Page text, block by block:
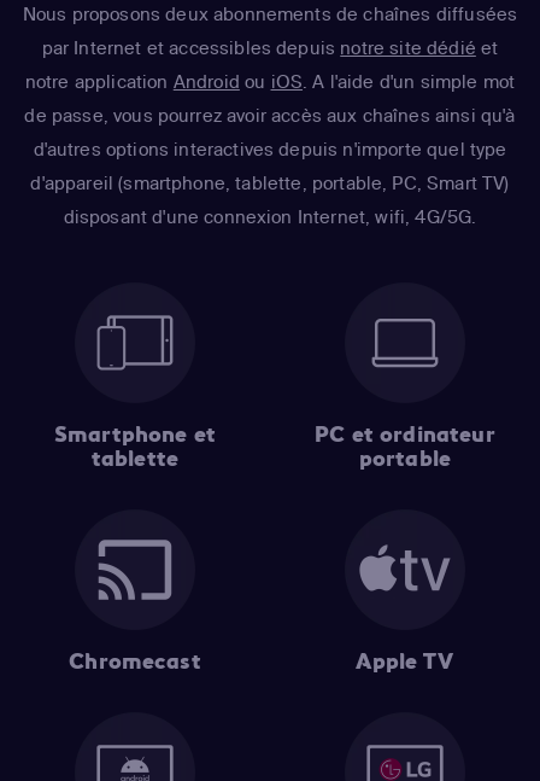
Nous proposons deux abonnements de chaînes diffusées
par Internet et accessibles depuis notre site dédié et
notre application Android ou iOS . A l'aide d'un simple mot
de passe, vous pourrez avoir accès aux chaînes ainsi qu'à
d'autres options interactives depuis n'importe quel type
d'appareil (smartphone, tablette, portable, PC, Smart TV)
disposant d'une connexion Internet, wifi, 4G/5G.
Smartphone et
tablette
PC et ordinateur
portable
Chromecast Apple TV